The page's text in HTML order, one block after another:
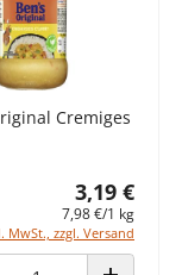
Cremiges
3,19 €
7,98 €/1 kg
MwSt., zzgl. Versand